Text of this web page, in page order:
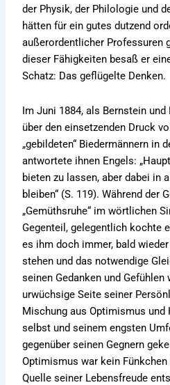
der Physik, der Philologie und
hätten für ein gutes dutzend
außerordentlicher Professuren
dieser Fähigkeiten besaß er
Schatz: Das geflügelte Denken.
Im Juni 1884, als Bernstein
über den einsetzenden Druck
„gebildeten“ Biedermännern in
antwortete ihnen Engels:
bieten zu lassen, aber dabei in
bleiben“ (S. 119). Während der
„Gemüthsruhe“ im wörtlichen
Gegenteil, gelegentlich kochte
es ihm doch immer, bald
stehen und das notwendige
seinen Gedanken und
urwüchsige Seite seiner
Mischung aus Optimismus und
selbst und seinem engsten
gegenüber seinen Gegnern
Optimismus war kein
Quelle seiner Lebensfreude